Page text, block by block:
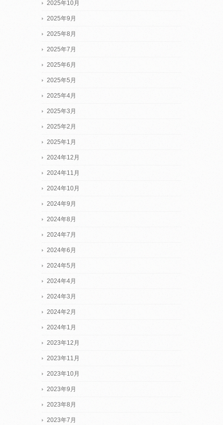
2025年10月
2025年9月
2025年8月
2025年7月
2025年6月
2025年5月
2025年4月
2025年3月
2025年2月
2025年1月
2024年12月
2024年11月
2024年10月
2024年9月
2024年8月
2024年7月
2024年6月
2024年5月
2024年4月
2024年3月
2024年2月
2024年1月
2023年12月
2023年11月
2023年10月
2023年9月
2023年8月
2023年7月